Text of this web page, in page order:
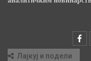
Лајкуј и подели